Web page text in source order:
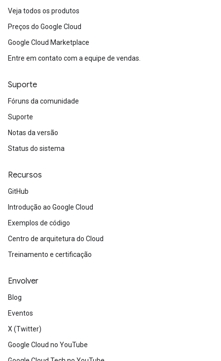
Veja todos os produtos
Preços do Google Cloud
Google Cloud Marketplace
Entre em contato com a equipe de vendas.
Suporte
Fóruns da comunidade
Suporte
Notas da versão
Status do sistema
Recursos
GitHub
Introdução ao Google Cloud
Exemplos de código
Centro de arquitetura do Cloud
Treinamento e certificação
Envolver
Blog
Eventos
X (Twitter)
Google Cloud no YouTube